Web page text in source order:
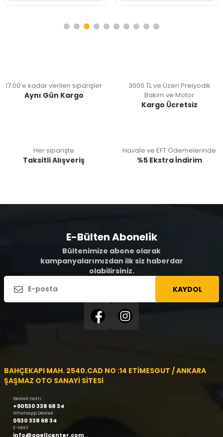
17:00’e kadar verilen siparişler
Aynı Gün Kargo
3000 TL ve Üzeri Preiyodik
Bakım ve Motor
Kargo Ücretsiz
Her siparişte
Taksitli Alışveriş
Havale ve EFT Ödemelerinde
%5 Ekstra İndirim
E-Bülten Abonelik
Bültenimize abone olarak
kampanyalarımızdan ilk siz haberdar
olabilirsiniz.
KAYDOL
BAHÇEKAPI MAH. 2540.CAD NO :14 ETİMESGUT / ANKARA
ŞAŞMAZ OTO SANAYİ SİTESİ
Destek Hattı
+90530 338 68 34
Whatsapp Destek
0530 338 68 34
E-Mail
info@opellcenter.com